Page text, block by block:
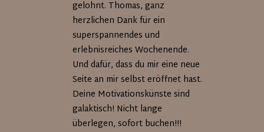
gelohnt. Thomas, ganz
herzlichen Dank für ein
superspannendes und
erlebnisreiches Wochenende.
Und dafür, dass du mir eine neue
Seite an mir selbst eröffnet hast.
Deine Motivationskünste sind
galaktisch! Nicht lange
überlegen, sofort buchen!!!